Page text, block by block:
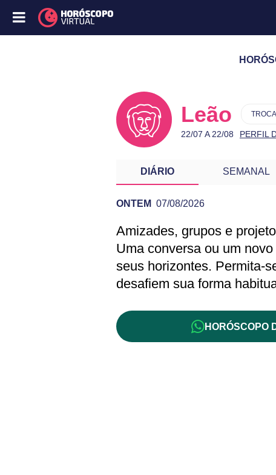
Leão
22/07 A 22/08 PERFIL
DIÁRIO SEMANAL
ONTEM 07/08/2026
PREVISÃO DE
Amizades, grupos e
Uma conversa ou um
seus horizontes. Permita-
desafiem sua forma
HORÓSCOPO